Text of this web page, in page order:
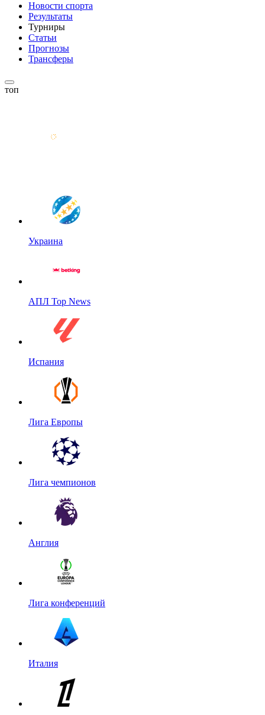
Новости спорта
Результаты
Турниры
Статьи
Прогнозы
Трансферы
топ
Украина
АПЛ Top News
Испания
Лига Европы
Лига чемпионов
Англия
Лига конференций
Италия